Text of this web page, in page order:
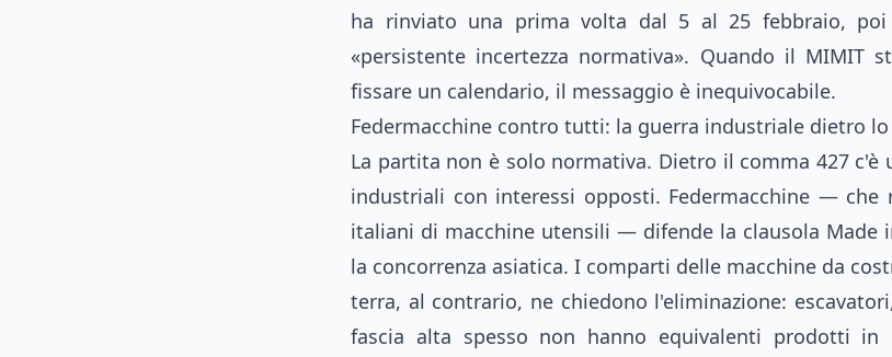
ha rinviato una prima volta dal 5 al 25 febbraio,
«persistente incertezza normativa». Quando il MIMIT
fissare un calendario, il messaggio è inequivocabile.
Federmacchine contro tutti: la guerra industriale dietro
La partita non è solo normativa. Dietro il comma 427
industriali con interessi opposti. Federmacchine — che
italiani di macchine utensili — difende la clausola Made
la concorrenza asiatica. I comparti delle macchine da
terra, al contrario, ne chiedono l'eliminazione:
fascia alta spesso non hanno equivalenti prodotti in